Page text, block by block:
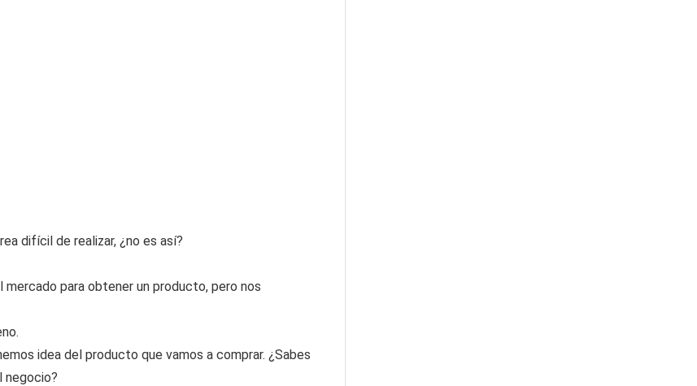
difícil de realizar, ¿no es así?
para obtener un producto, pero nos
idea del producto que vamos a comprar. ¿Sabes
negocio?